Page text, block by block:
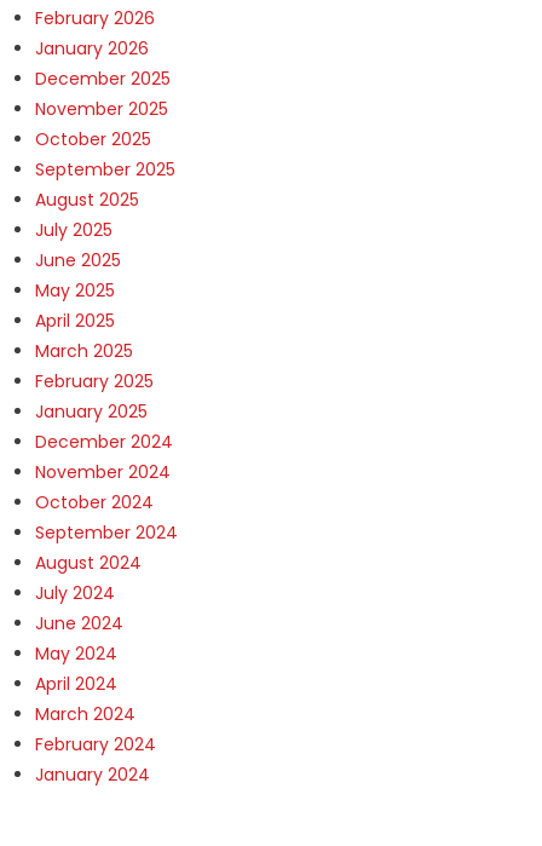
February 2026
January 2026
December 2025
November 2025
October 2025
September 2025
August 2025
July 2025
June 2025
May 2025
April 2025
March 2025
February 2025
January 2025
December 2024
November 2024
October 2024
September 2024
August 2024
July 2024
June 2024
May 2024
April 2024
March 2024
February 2024
January 2024